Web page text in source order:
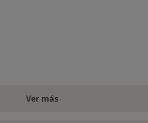
Ver más